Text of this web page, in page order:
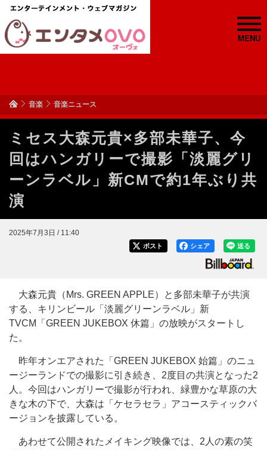
MENU
音楽 音楽ニュース
ミセス大森元貴×多部未華子、今
回はハンガリーで撮影「淡麗グリ
ーンラベル」新CMで約1年ぶり共
演
2025年7月3日 / 11:40
送る
シェア
ポスト
大森元貴（Mrs. GREEN APPLE）と多部未華子が共演
する、キリンビール「淡麗グリーンラベル」新
TVCM「GREEN JUKEBOX 休篇」の放映がスタートし
た。
昨年オンエアされた「GREEN JUKEBOX 始篇」のニュ
ージーランドでの撮影に引き続き、2度目の共演となった2
人。今回はハンガリーで撮影が行われ、緑豊かな草原の大
きな木の下で、大森は「ケセラセラ」アコースティックバ
ージョンを披露している。
あわせて公開されたメイキング映像では、2人の素の笑